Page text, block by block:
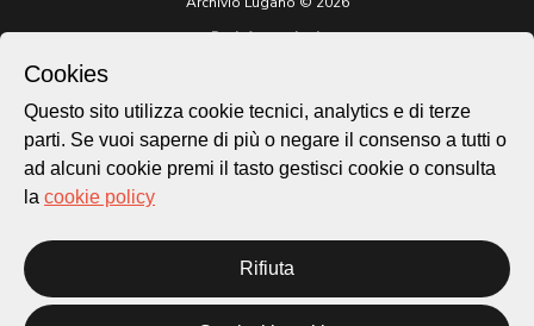
Per informazioni:
Sito istituzionale:
lugano.ch
Credits
Homepage
Temi
Cookies
Questo sito utilizza cookie tecnici, analytics e di terze
parti. Se vuoi saperne di più o negare il consenso a tutti o
ad alcuni cookie premi il tasto gestisci cookie o consulta
la cookie policy
Rifiuta